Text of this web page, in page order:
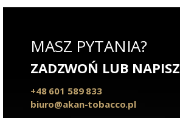
MASZ PYTANIA?
ZADZWOŃ LUB NAPISZ
+48 601 589 833
biuro@akan-tobacco.pl